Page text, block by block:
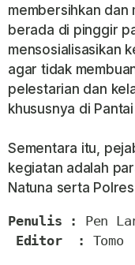
membersihkan dan
berada di pinggir
mensosialisasikan
agar tidak
pelestarian dan
khususnya di
Sementara itu,
kegiatan adalah
Natuna serta
Penulis : Pen
Editor  : Tomo